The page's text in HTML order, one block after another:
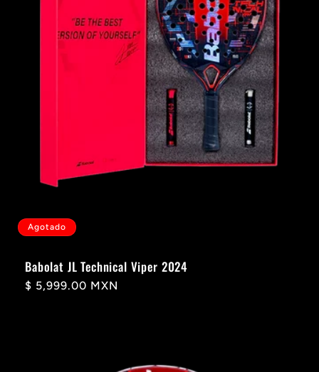
Agotado
Babolat JL Technical Viper 2024
Precio
$ 5,999.00 MXN